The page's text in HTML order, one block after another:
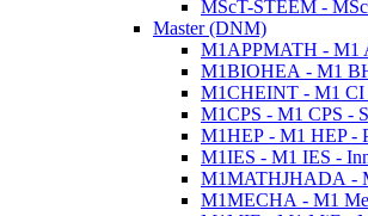
MScT-STEEM -
Master (DNM)
M1APPMATH - M1
M1BIOHEA - M1
M1CHEINT - M1 CI
M1CPS - M1 CPS -
M1HEP - M1 HEP -
M1IES - M1 IES -
M1MATHJHADA -
M1MECHA - M1